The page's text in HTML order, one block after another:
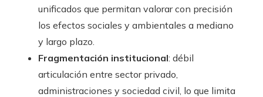
unificados que permitan valorar con precisión
los efectos sociales y ambientales a mediano
y largo plazo.
Fragmentación institucional: débil
articulación entre sector privado,
administraciones y sociedad civil, lo que limita